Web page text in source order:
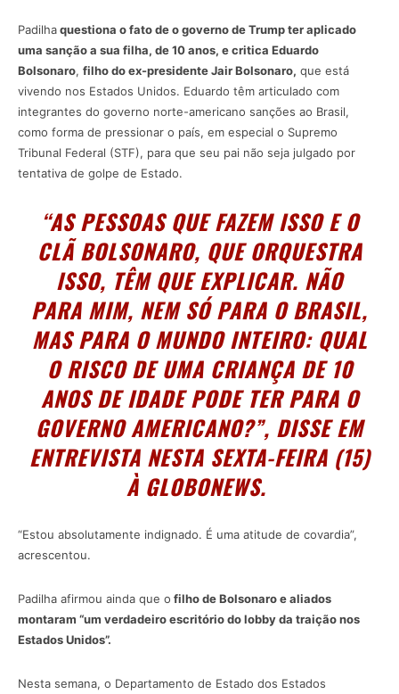
Padilhaquestiona o fato de o governo de Trump ter aplicado
uma sanção a sua filha, de 10 anos, e critica Eduardo
Bolsonaro, filho do ex-presidente Jair Bolsonaro, que está
vivendo nos Estados Unidos. Eduardo têm articulado com
integrantes do governo norte-americano sanções ao Brasil,
como forma de pressionar o país, em especial o Supremo
Tribunal Federal (STF), para que seu pai não seja julgado por
tentativa de golpe de Estado.
“AS PESSOAS QUE FAZEM ISSO E O
CLÃ BOLSONARO, QUE ORQUESTRA
ISSO, TÊM QUE EXPLICAR. NÃO
PARA MIM, NEM SÓ PARA O BRASIL,
MAS PARA O MUNDO INTEIRO: QUAL
O RISCO DE UMA CRIANÇA DE 10
ANOS DE IDADE PODE TER PARA O
GOVERNO AMERICANO?”, DISSE EM
ENTREVISTA NESTA SEXTA-FEIRA (15)
À GLOBONEWS.
“Estou absolutamente indignado. É uma atitude de covardia”,
acrescentou.
Padilha afirmou ainda que o filho de Bolsonaro e aliados
montaram “um verdadeiro escritório do lobby da traição nos
Estados Unidos”.
Nesta semana, o Departamento de Estado dos Estados